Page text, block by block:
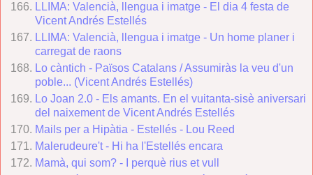
LLIMA: Valencià, llengua i imatge - El dia 4 festa de
Vicent Andrés Estellés
LLIMA: Valencià, llengua i imatge - Un home planer i
carregat de raons
Lo càntich - Països Catalans / Assumiràs la veu d'un
poble... (Vicent Andrés Estellés)
Lo Joan 2.0 - Els amants. En el vuitanta-sisè aniversari
del naixement de Vicent Andrés Estellés
Mails per a Hipàtia - Estellés - Lou Reed
Malerudeure't - Hi ha l'Estellés encara
Mamà, qui som? - I perquè rius et vull